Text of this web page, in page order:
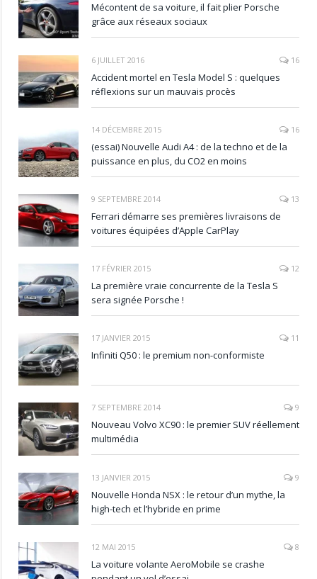
Mécontent de sa voiture, il fait plier Porsche
grâce aux réseaux sociaux
6 JUILLET 2016 16
Accident mortel en Tesla Model S : quelques
réflexions sur un mauvais procès
14 DÉCEMBRE 2015 16
(essai) Nouvelle Audi A4 : de la techno et de la
puissance en plus, du CO2 en moins
9 SEPTEMBRE 2014 13
Ferrari démarre ses premières livraisons de
voitures équipées d’Apple CarPlay
17 FÉVRIER 2015 12
La première vraie concurrente de la Tesla S
sera signée Porsche !
17 JANVIER 2015 11
Infiniti Q50 : le premium non-conformiste
7 SEPTEMBRE 2014 9
Nouveau Volvo XC90 : le premier SUV réellement
multimédia
13 JANVIER 2015 9
Nouvelle Honda NSX : le retour d’un mythe, la
high-tech et l’hybride en prime
12 MAI 2015 8
La voiture volante AeroMobile se crashe